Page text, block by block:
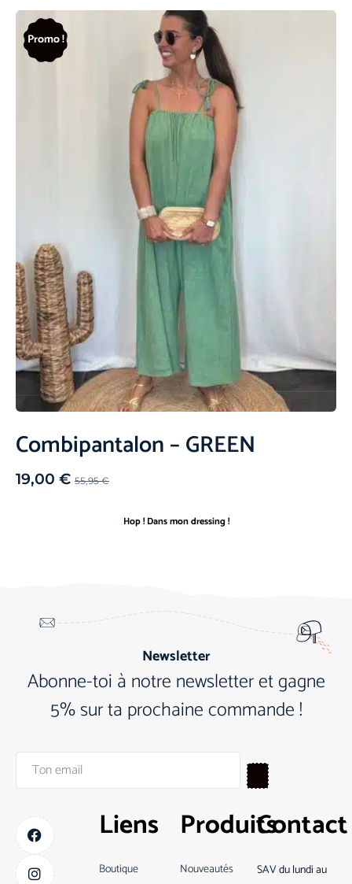
Promo !
Combipantalon – GREEN
55,95€
19,00 €
Hop ! Dans mon dressing !
Newsletter
Abonne-toi à notre newsletter et gagne
5% sur ta prochaine commande !
Liens
Boutique
Produits
Nouveautés
Contact
SAV du lundi au